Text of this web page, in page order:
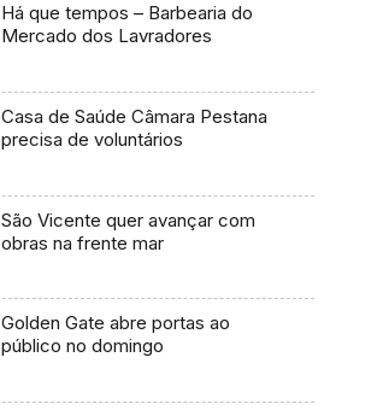
Há que tempos – Barbearia do
Mercado dos Lavradores
Casa de Saúde Câmara Pestana
precisa de voluntários
São Vicente quer avançar com
obras na frente mar
Golden Gate abre portas ao
público no domingo